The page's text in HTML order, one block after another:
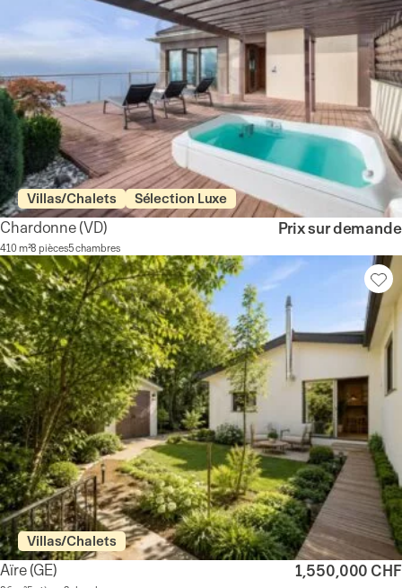
Villas/Chalets Sélection Luxe
Chardonne(VD)
410 m²8 pièces5 chambres
Prix sur demande
Villas/Chalets
Aïre (GE) 1,550,000 CHF